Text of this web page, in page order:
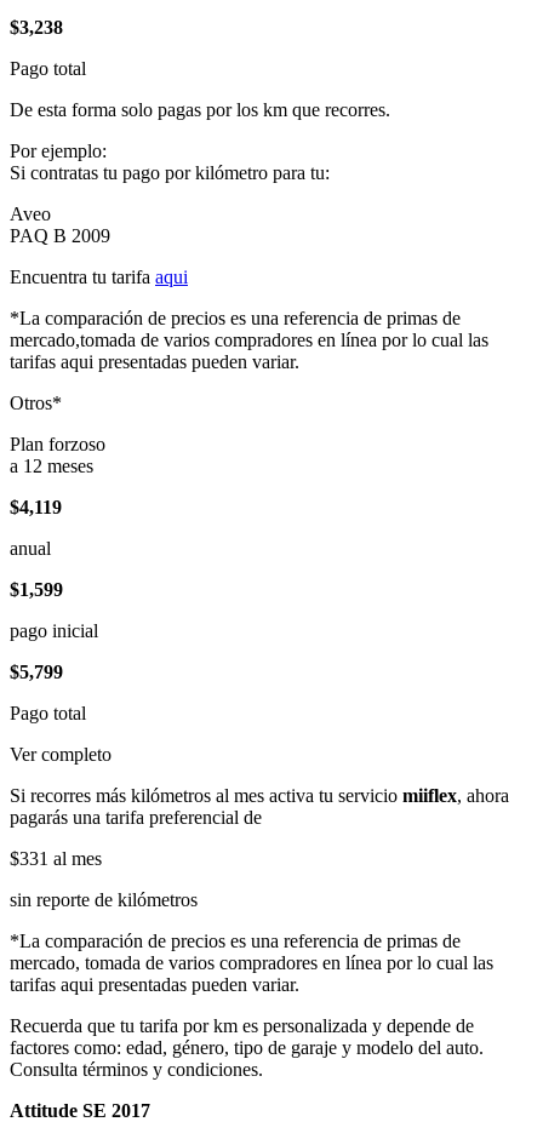
$3,238
Pago total
De esta forma solo pagas por los km que recorres.
Por ejemplo:
Si contratas tu pago por kilómetro para tu:
Aveo
PAQ B 2009
Encuentra tu tarifa aqui
*La comparación de precios es una referencia de primas de
mercado,tomada de varios compradores en línea por lo cual las
tarifas aqui presentadas pueden variar.
Otros*
Plan forzoso
a 12 meses
$4,119
anual
$1,599
pago inicial
$5,799
Pago total
Ver completo
Si recorres más kilómetros al mes activa tu servicio miiflex, ahora
pagarás una tarifa preferencial de
$331 al mes
sin reporte de kilómetros
*La comparación de precios es una referencia de primas de
mercado, tomada de varios compradores en línea por lo cual las
tarifas aqui presentadas pueden variar.
Recuerda que tu tarifa por km es personalizada y depende de
factores como: edad, género, tipo de garaje y modelo del auto.
Consulta términos y condiciones.
Attitude SE 2017